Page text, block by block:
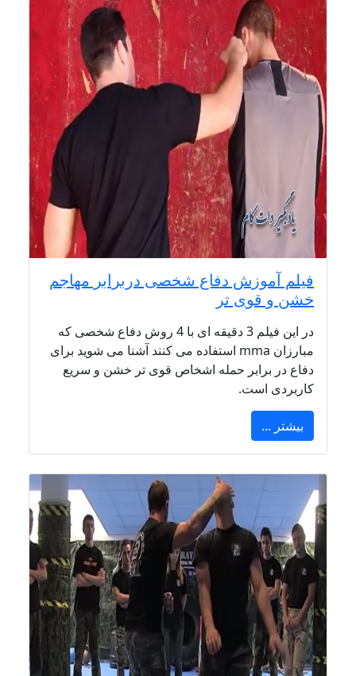
فیلم آموزش دفاع شخصی دربرابر مهاجم
خشن و قوی تر
در این فیلم 3 دقیقه ای با 4 روش دفاع شخصی که
مبارزان mma استفاده می کنند آشنا می شوید برای
دفاع در برابر حمله اشخاص قوی تر خشن و سریع
کاربردی است.
بیشتر ...